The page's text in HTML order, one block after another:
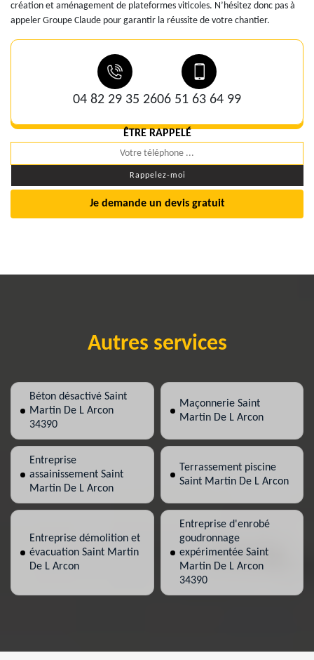
création et aménagement de plateformes viticoles. N’hésitez donc pas à
appeler Groupe Claude pour garantir la réussite de votre chantier.
04 82 29 35 2606 51 63 64 99
ÊTRE RAPPELÉ
Je demande un devis gratuit
Autres services
Béton désactivé Saint
Martin De L Arcon
34390
Maçonnerie Saint
Martin De L Arcon
Entreprise
assainissement Saint
Martin De L Arcon
Terrassement piscine
Saint Martin De L Arcon
Entreprise démolition et
évacuation Saint Martin
De L Arcon
Entreprise d'enrobé
goudronnage
expérimentée Saint
Martin De L Arcon
34390